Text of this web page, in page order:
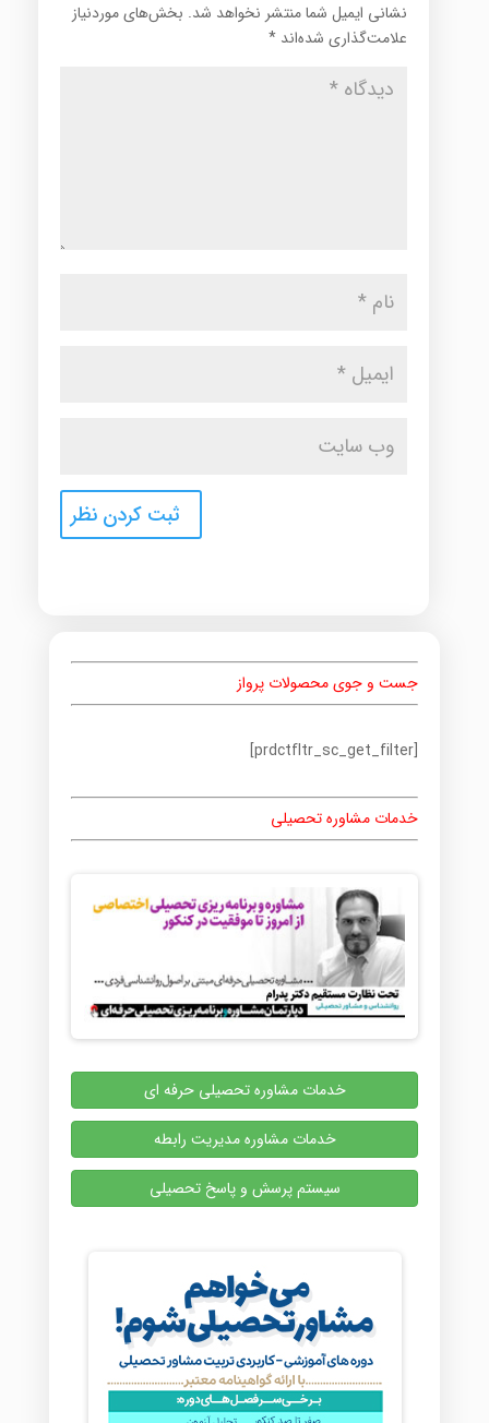
نشانی ایمیل شما منتشر نخواهد شد. بخش‌های موردنیاز
علامت‌گذاری شده‌اند *
جست و جوی محصولات پرواز
[prdctfltr_sc_get_filter]
خدمات مشاوره تحصیلی
خدمات مشاوره تحصیلی حرفه ای
خدمات مشاوره مدیریت رابطه
سیستم پرسش و پاسخ تحصیلی